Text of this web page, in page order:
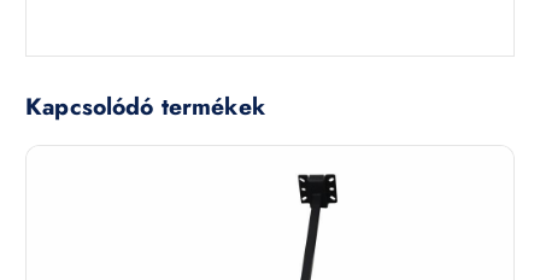
Kapcsolódó termékek